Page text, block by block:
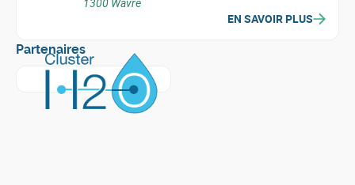
EN SAVOIR PLUS
Partenaires
En savoir plus surCluster H2O